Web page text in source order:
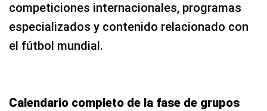
competiciones internacionales, programas
especializados y contenido relacionado con
el fútbol mundial.
Calendario completo de la fase de grupos